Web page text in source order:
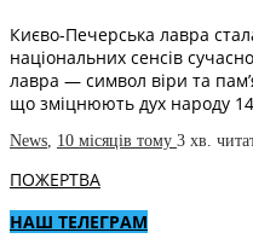
Києво-Печерська лавра
національних сенсів
лавра — символ віри та
що зміцнюють дух народу
News, 10 місяців тому 3 хв.
ПОЖЕРТВА
НАШ ТЕЛЕГРАМ